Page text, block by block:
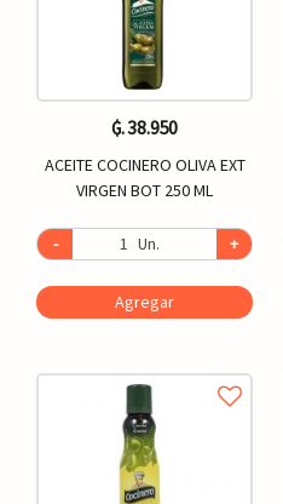
₲. 38.950
ACEITE COCINERO OLIVA EXT
VIRGEN BOT 250 ML
- Un. +
Agregar